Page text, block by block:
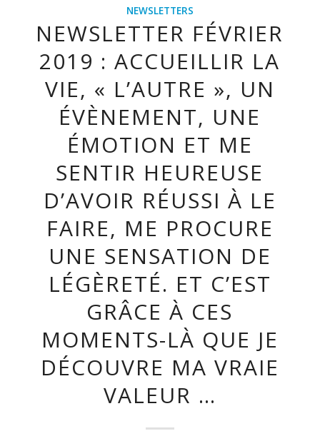
NEWSLETTERS
NEWSLETTER FÉVRIER
2019 : ACCUEILLIR LA
VIE, « L’AUTRE », UN
ÉVÈNEMENT, UNE
ÉMOTION ET ME
SENTIR HEUREUSE
D’AVOIR RÉUSSI À LE
FAIRE, ME PROCURE
UNE SENSATION DE
LÉGÈRETÉ. ET C’EST
GRÂCE À CES
MOMENTS-LÀ QUE JE
DÉCOUVRE MA VRAIE
VALEUR …